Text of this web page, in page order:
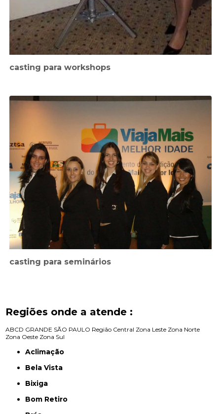
casting para workshops
casting para seminários
Regiões onde a atende :
ABCD GRANDE SÃO PAULO Região Central Zona Leste Zona Norte
Zona Oeste Zona Sul
Aclimação
Bela Vista
Bixiga
Bom Retiro